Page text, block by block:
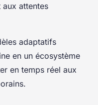
aux attentes
adaptatifs
en un écosystème
en temps réel aux